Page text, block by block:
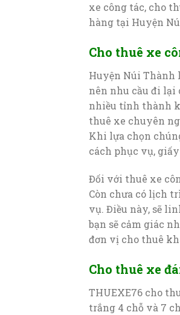
xe công tác, cho
hàng tại Huyện
Cho thuê xe
Huyện Núi Thành
nên nhu cầu đi lại
nhiều tỉnh thành
thuê xe chuyên
Khi lựa chọn
cách phục vụ,
Đối với thuê xe
Còn chưa có lịch
vụ. Điều này, sẽ
bạn sẽ cảm giác
đơn vị cho thuê
Cho thuê xe
THUEXE76 cho
trắng 4 chỗ và 7